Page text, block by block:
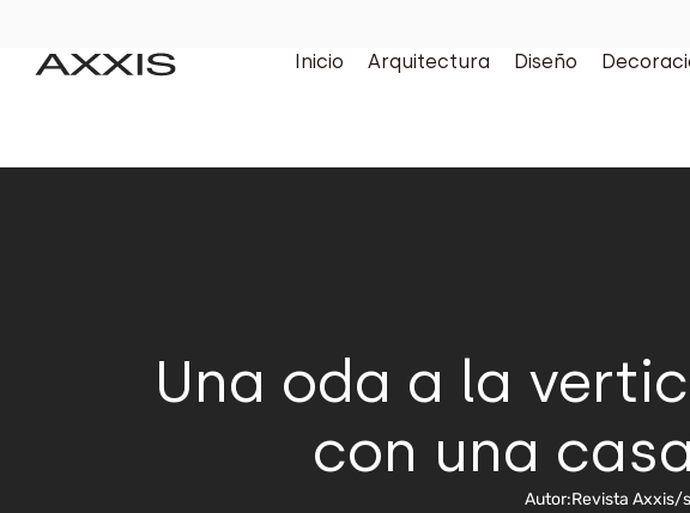
Inicio Arquitectura Diseño
Una oda a la
con una
Autor:Revista Axxis/